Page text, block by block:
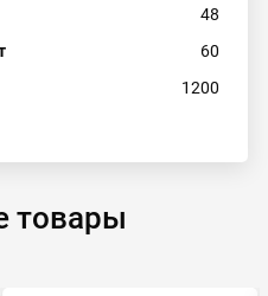
48
60
1200
товары